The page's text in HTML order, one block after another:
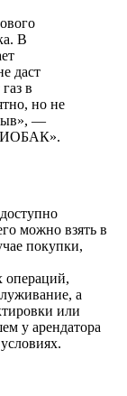
В
даст
в
но не
—
можно взять в
покупки,
операций,
а
или
у арендатора